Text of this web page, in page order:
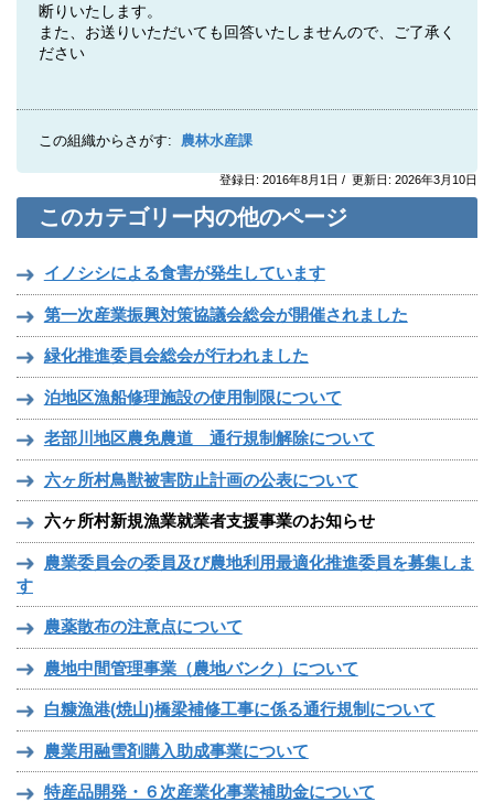
断りいたします。
また、お送りいただいても回答いたしませんので、ご了承く
ださい
この組織からさがす: 農林水産課
登録日: 2016年8月1日 / 更新日: 2026年3月10日
このカテゴリー内の他のページ
イノシシによる食害が発生しています
第一次産業振興対策協議会総会が開催されました
緑化推進委員会総会が行われました
泊地区漁船修理施設の使用制限について
老部川地区農免農道 通行規制解除について
六ヶ所村鳥獣被害防止計画の公表について
六ヶ所村新規漁業就業者支援事業のお知らせ
農業委員会の委員及び農地利用最適化推進委員を募集しま
す
農薬散布の注意点について
農地中間管理事業（農地バンク）について
白糠漁港(焼山)橋梁補修工事に係る通行規制について
農業用融雪剤購入助成事業について
特産品開発・６次産業化事業補助金について